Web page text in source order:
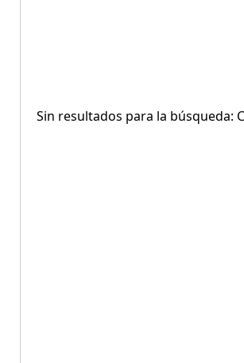
Sin resultados para la búsqueda: